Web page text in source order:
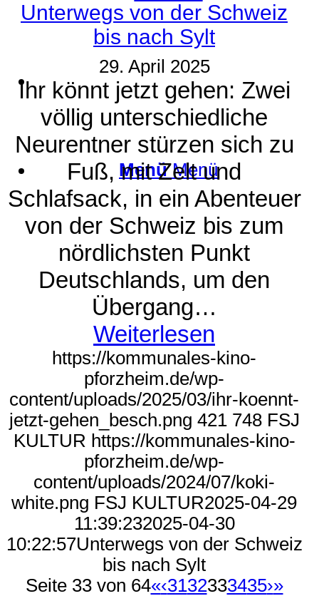
Suche
Menü Menü
Unterwegs von der Schweiz
bis nach Sylt
29. April 2025
Ihr könnt jetzt gehen: Zwei
völlig unterschiedliche
Neurentner stürzen sich zu
Fuß, mit Zelt und
Schlafsack, in ein Abenteuer
von der Schweiz bis zum
nördlichsten Punkt
Deutschlands, um den
Übergang…
Weiterlesen
https://kommunales-kino-
pforzheim.de/wp-
content/uploads/2025/03/ihr-koennt-
jetzt-gehen_besch.png 421 748 FSJ
KULTUR https://kommunales-kino-
pforzheim.de/wp-
content/uploads/2024/07/koki-
white.png FSJ KULTUR2025-04-29
11:39:232025-04-30
10:22:57Unterwegs von der Schweiz
bis nach Sylt
Seite 33 von 64«‹3132333435›»